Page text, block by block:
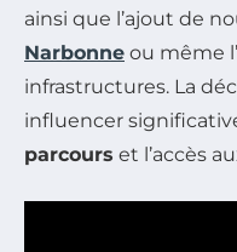
ainsi que l’ajout de
Narbonne ou même
infrastructures. La
influencer
parcours et l’accès